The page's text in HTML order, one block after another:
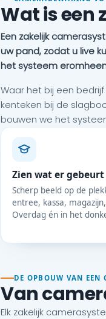
Wat is een
Een zakelijk
uw pand, zodat u live
het systeem
Waar het bij een
kenteken bij de
bouwen we het
Zien wat er gebeurt
Scherp beeld op de
entree, kassa,
Overdag én in het
DE OPBOUW VAN EEN
Van
Elk zakelijk